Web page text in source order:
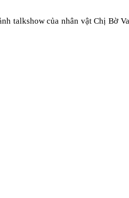
talkshow của nhân vật Chị Bờ